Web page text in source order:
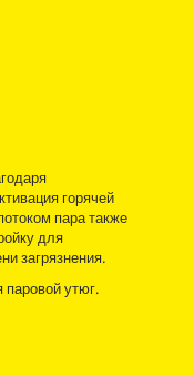
горячей
пара также
для
загрязнения.
утюг.